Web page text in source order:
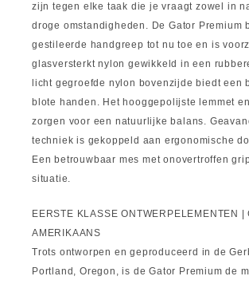
zijn tegen elke taak die je vraagt zowel in
droge omstandigheden. De Gator Premium
gestileerde handgreep tot nu toe en is
glasversterkt nylon gewikkeld in een
licht gegroefde nylon bovenzijde biedt een
blote handen. Het hooggepolijste lemmet
zorgen voor een natuurlijke balans.
techniek is gekoppeld aan ergonomische
Een betrouwbaar mes met onovertroffen
situatie.
EERSTE KLASSE ONTWERPELEMENTEN |
AMERIKAANS
Trots ontworpen en geproduceerd in de
Portland, Oregon, is de Gator Premium de